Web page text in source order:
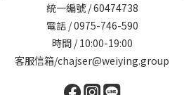
統一編號 / 60474738
電話 / 0975-746-590
時間 / 10:00-19:00
客服信箱/chajser@weiying.group